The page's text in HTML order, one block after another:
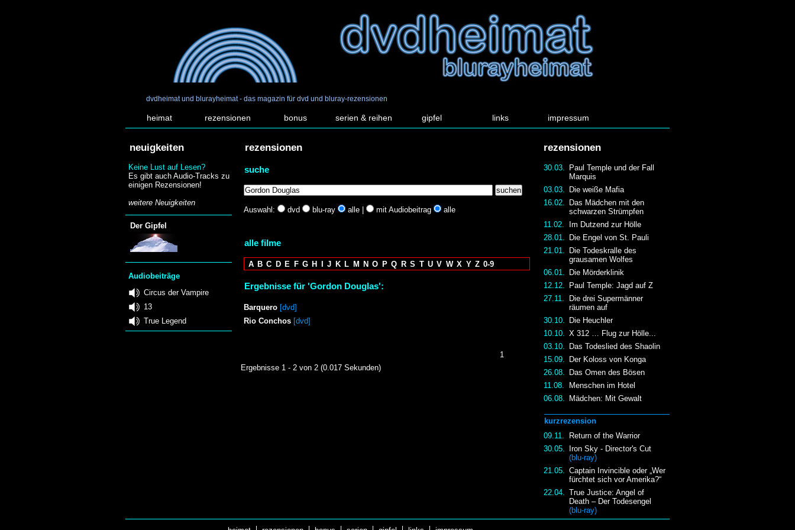
dvdheimat und blurayheimat - das magazin für dvd und bluray-rezensionen
heimat rezensionen bonus serien & reihen gipfel links impressum
neuigkeiten
Keine Lust auf Lesen?
Es gibt auch Audio-Tracks zu
einigen Rezensionen!
weitere Neuigkeiten
Der Gipfel
Audiobeiträge
Circus der Vampire
13
True Legend
rezensionen
30.03.
Paul Temple und der Fall
Marquis
03.03.
Die weiße Mafia
16.02.
Das Mädchen mit den
schwarzen Strümpfen
11.02.
Im Dutzend zur Hölle
28.01.
Die Engel von St. Pauli
21.01.
Die Todeskralle des
grausamen Wolfes
06.01.
Die Mörderklinik
12.12.
Paul Temple: Jagd auf Z
27.11.
Die drei Supermänner
räumen auf
30.10.
Die Heuchler
10.10.
X 312 … Flug zur Hölle...
03.10.
Das Todeslied des Shaolin
15.09.
Der Koloss von Konga
26.08.
Das Omen des Bösen
11.08.
Menschen im Hotel
06.08.
Mädchen: Mit Gewalt
kurzrezension
09.11.
Return of the Warrior
30.05.
Iron Sky - Director's Cut
(blu-ray)
21.05.
Captain Invincible oder „Wer
fürchtet sich vor Amerika?“
22.04.
True Justice: Angel of
Death – Der Todesengel
(blu-ray)
rezensionen
suche
Auswahl: dvd blu-ray alle | mit Audiobeitrag alle
alle filme
A B C D E F G H I J K L M N O P Q R S T U V W X Y Z 0-9
Ergebnisse für 'Gordon Douglas':
Barquero [dvd]
Rio Conchos [dvd]
1
Ergebnisse 1 - 2 von 2 (0.017 Sekunden)